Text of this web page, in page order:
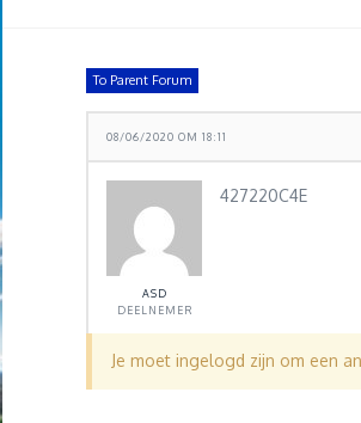
To Parent Forum
08/06/2020 OM 18:11
ASD
DEELNEMER
427220C4E
Je moet ingelogd zijn om een